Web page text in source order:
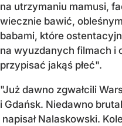
na utrzymaniu mamusi,
wiecznie bawić,
babami, które
na wyuzdanych filmach i
przypisać jakąś płeć".
"Już dawno zgwałcili
i Gdańsk. Niedawno
napisał Nalaskowski.